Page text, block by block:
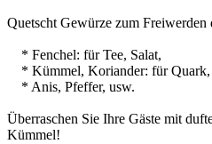
Quetscht Gewürze zum Freiwerden
* Fenchel: für Tee, Salat,
* Kümmel, Koriander: für Quark,
* Anis, Pfeffer, usw.
Überraschen Sie Ihre Gäste mit
Kümmel!